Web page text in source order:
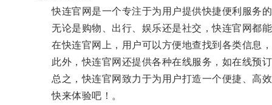
快连官网是一个专注于为用户提供快捷便利服务的
无论是购物、出行、娱乐还是社交，快连官网都能
在快连官网上，用户可以方便地查找到各类信息，
此外，快连官网还提供各种在线服务，如在线预订
总之，快连官网致力于为用户打造一个便捷、高效
快来体验吧！。